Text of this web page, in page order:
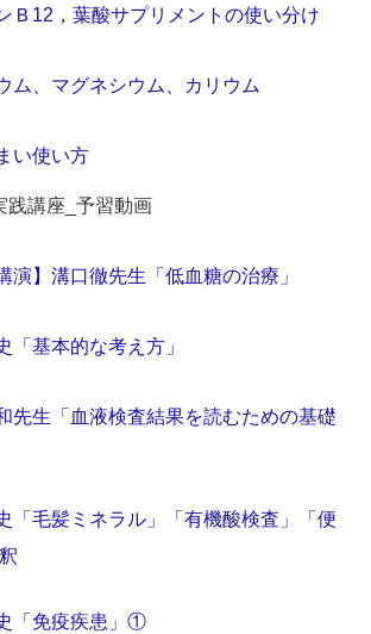
Ｂ12，葉酸サプリメントの使い分け
ム、マグネシウム、カリウム
い使い方
践講座_予習動画
演】溝口徹先生「低血糖の治療」
「基本的な考え方」
先生「血液検査結果を読むための基礎
「毛髪ミネラル」「有機酸検査」「便
「免疫疾患」①